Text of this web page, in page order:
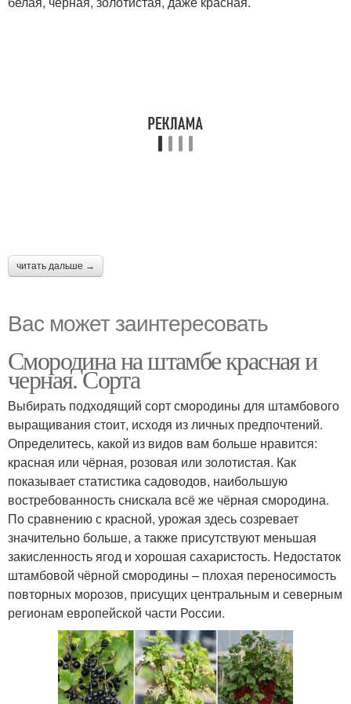
читать дальше →
Вас может заинтересовать
Смородина на штамбе красная и
черная. Сорта
Выбирать подходящий сорт смородины для штамбового
выращивания стоит, исходя из личных предпочтений.
Определитесь, какой из видов вам больше нравится:
красная или чёрная, розовая или золотистая. Как
показывает статистика садоводов, наибольшую
востребованность снискала всё же чёрная смородина.
По сравнению с красной, урожая здесь созревает
значительно больше, а также присутствуют меньшая
закисленность ягод и хорошая сахаристость. Недостаток
штамбовой чёрной смородины – плохая переносимость
повторных морозов, присущих центральным и северным
регионам европейской части России.